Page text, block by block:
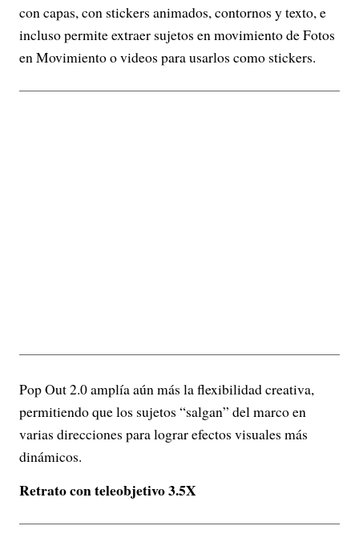
con capas, con stickers animados, contornos y texto, e
incluso permite extraer sujetos en movimiento de Fotos
en Movimiento o videos para usarlos como stickers.
Pop Out 2.0 amplía aún más la flexibilidad creativa,
permitiendo que los sujetos “salgan” del marco en
varias direcciones para lograr efectos visuales más
dinámicos.
Retrato con teleobjetivo 3.5X